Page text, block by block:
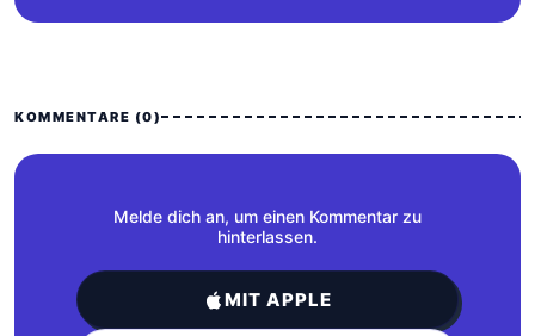
KOMMENTARE (0)
Melde dich an, um einen Kommentar zu
hinterlassen.
MIT APPLE